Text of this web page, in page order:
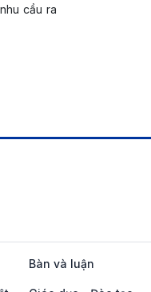
cầu ra
Bàn và luận